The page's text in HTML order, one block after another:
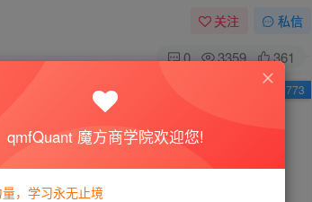
关注 私信
0 3359 361
实现高抛低吸波段交易
请付费后查看
已售 8773
qmfQuant 魔方商学院欢迎您!
，学习永无止境